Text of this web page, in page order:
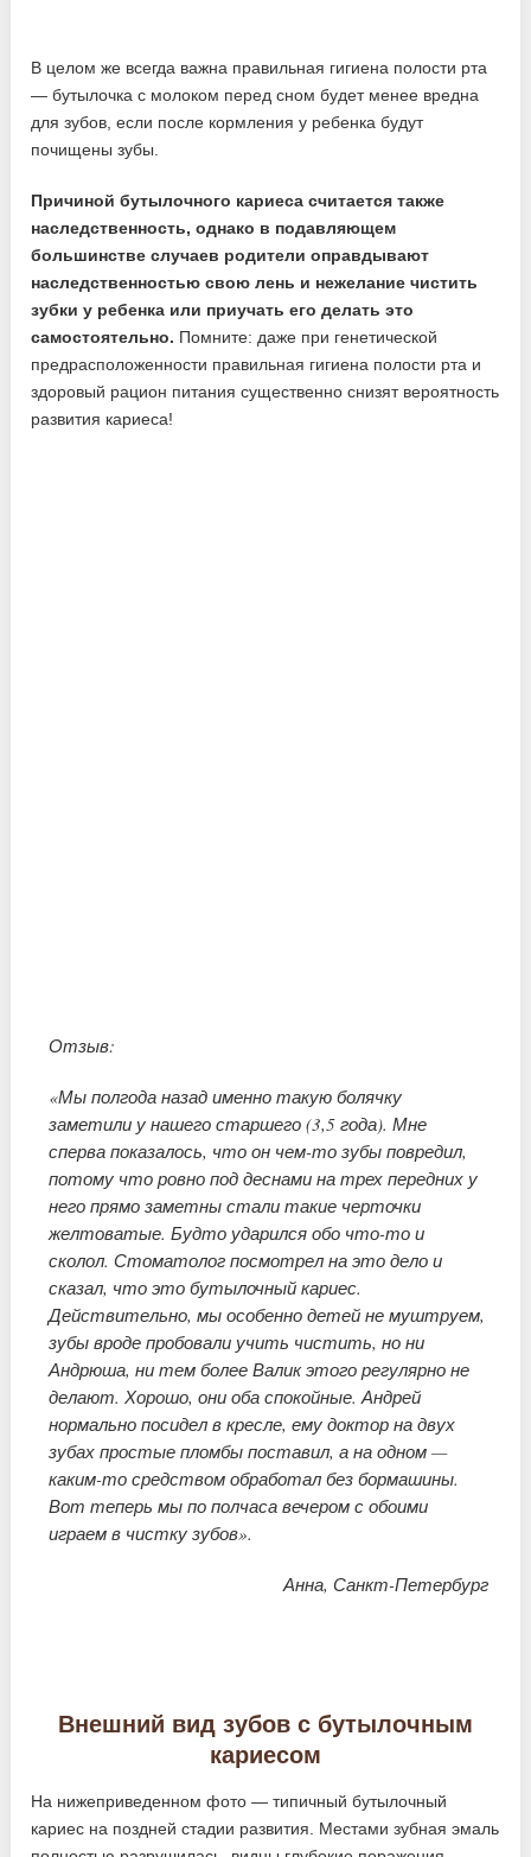
В целом же всегда важна правильная гигиена полости рта
— бутылочка с молоком перед сном будет менее вредна
для зубов, если после кормления у ребенка будут
почищены зубы.
Причиной бутылочного кариеса считается также
наследственность, однако в подавляющем
большинстве случаев родители оправдывают
наследственностью свою лень и нежелание чистить
зубки у ребенка или приучать его делать это
самостоятельно. Помните: даже при генетической
предрасположенности правильная гигиена полости рта и
здоровый рацион питания существенно снизят вероятность
развития кариеса!
Отзыв:
«Мы полгода назад именно такую болячку
заметили у нашего старшего (3,5 года). Мне
сперва показалось, что он чем-то зубы повредил,
потому что ровно под деснами на трех передних у
него прямо заметны стали такие черточки
желтоватые. Будто ударился обо что-то и
сколол. Стоматолог посмотрел на это дело и
сказал, что это бутылочный кариес.
Действительно, мы особенно детей не муштруем,
зубы вроде пробовали учить чистить, но ни
Андрюша, ни тем более Валик этого регулярно не
делают. Хорошо, они оба спокойные. Андрей
нормально посидел в кресле, ему доктор на двух
зубах простые пломбы поставил, а на одном —
каким-то средством обработал без бормашины.
Вот теперь мы по полчаса вечером с обоими
играем в чистку зубов».
Анна, Санкт-Петербург
Внешний вид зубов с бутылочным
кариесом
На нижеприведенном фото — типичный бутылочный
кариес на поздней стадии развития. Местами зубная эмаль